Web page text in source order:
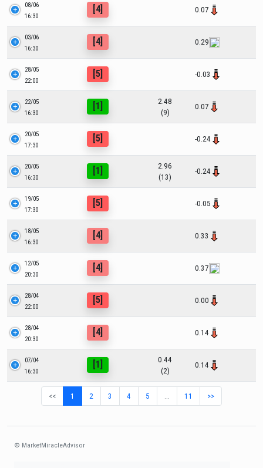
08/06
16:30
[4] 0.07
03/06
16:30
[4] 0.29
28/05
22:00
[5] -0.03
22/05
16:30
[1]
2.48
(9)
0.07
20/05
17:30
[5] -0.24
20/05
16:30
[1]
2.96
(13)
-0.24
19/05
17:30
[5] -0.05
18/05
16:30
[4] 0.33
12/05
20:30
[4] 0.37
28/04
22:00
[5] 0.00
28/04
20:30
[4] 0.14
07/04
16:30
[1]
0.44
(2)
0.14
<< 1 2 3 4 5 11 >>
© MarketMiracleAdvisor